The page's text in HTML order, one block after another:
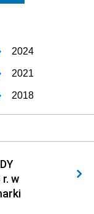
2024
2021
2018
2015
2012
2009
2006
w